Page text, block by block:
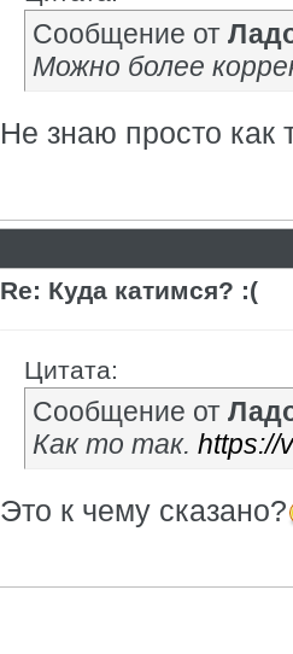
Сообщение от
Можно более
Не знаю просто
Re: Куда катимся? :(
Цитата:
Сообщение от
Как то так. https://
Это к чему сказано?